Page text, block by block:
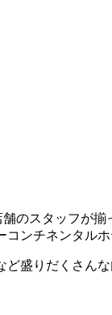
のスタッフが揃
コンチネンタル
盛りだくさんな